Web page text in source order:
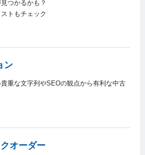
つかるかも？
トもチェック
ン
重な文字列やSEOの観点から有利な中古
オーダー